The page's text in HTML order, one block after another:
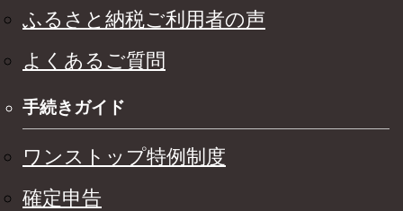
ふるさと納税ご利用者の声
よくあるご質問
手続きガイド
ワンストップ特例制度
確定申告